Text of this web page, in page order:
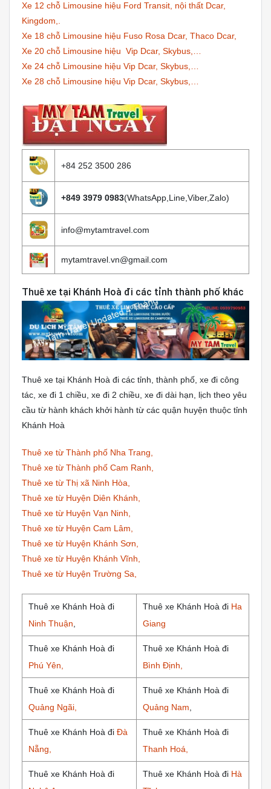
Xe 12 chỗ Limousine hiệu Ford Transit, nội thất Dcar,
Kingdom,.
Xe 18 chỗ Limousine hiệu Fuso Rosa Dcar, Thaco Dcar,
Xe 20 chỗ Limousine hiệu Vip Dcar, Skybus,…
Xe 24 chỗ Limousine hiệu Vip Dcar, Skybus,…
Xe 28 chỗ Limousine hiệu Vip Dcar, Skybus,…
+84 252 3500 286
+849 3979 0983(WhatsApp,Line,Viber,Zalo)
info@mytamtravel.com
mytamtravel.vn@gmail.com
Thuê xe tại Khánh Hoà đi các tỉnh thành phố khác
Thuê xe tại Khánh Hoà đi các tỉnh, thành phố, xe đi công
tác, xe đi 1 chiều, xe đi 2 chiều, xe đi dài hạn, lịch theo yêu
cầu từ hành khách khởi hành từ các quận huyện thuộc tỉnh
Khánh Hoà
Thuê xe từ Thành phố Nha Trang,
Thuê xe từ Thành phố Cam Ranh,
Thuê xe từ Thị xã Ninh Hòa,
Thuê xe từ Huyện Diên Khánh,
Thuê xe từ Huyện Vạn Ninh,
Thuê xe từ Huyện Cam Lâm,
Thuê xe từ Huyện Khánh Sơn,
Thuê xe từ Huyện Khánh Vĩnh,
Thuê xe từ Huyện Trường Sa,
Thuê xe Khánh Hoà đi
Ninh Thuận,
Thuê xe Khánh Hoà đi Ha
Giang
Thuê xe Khánh Hoà đi
Phú Yên,
Thuê xe Khánh Hoà đi
Bình Định,
Thuê xe Khánh Hoà đi
Quảng Ngãi,
Thuê xe Khánh Hoà đi
Quảng Nam,
Thuê xe Khánh Hoà đi Đà
Nẵng,
Thuê xe Khánh Hoà đi
Thanh Hoá,
Thuê xe Khánh Hoà đi
Thuê xe Khánh Hoà đi Hà